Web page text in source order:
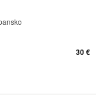
30 €